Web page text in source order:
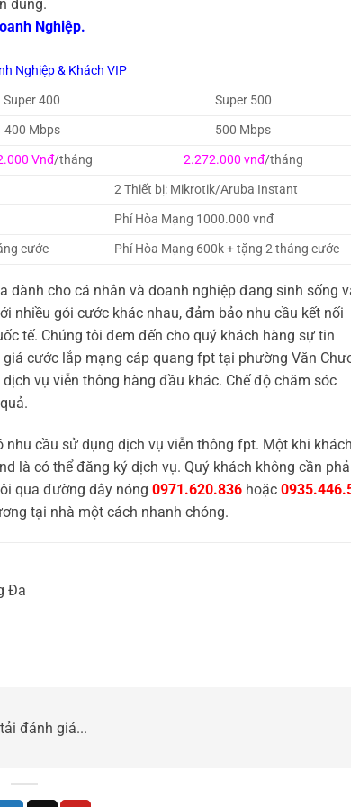
dùng.
Nghiệp.
Nghiệp & Khách VIP
Super 400
Super 500
400 Mbps
500 Mbps
Vnđ/tháng 2.272.000 vnđ/tháng
2 Thiết bị: Mikrotik/Aruba Instant
Phí Hòa Mạng 1000.000 vnđ
cước Phí Hòa Mạng 600k + tặng 2 tháng cước
cho cá nhân và doanh nghiệp đang sinh sống
nhiều gói cước khác nhau, đảm bảo nhu cầu kết nối
tế. Chúng tôi đem đến cho quý khách hàng sự tin
cước lắp mạng cáp quang fpt tại phường Văn
vụ viễn thông hàng đầu khác. Chế độ chăm sóc
cầu sử dụng dịch vụ viễn thông fpt. Một khi khách
là có thể đăng ký dịch vụ. Quý khách không cần
qua đường dây nóng 0971.620.836 hoặc
tại nhà một cách nhanh chóng.
Đa
đánh giá...